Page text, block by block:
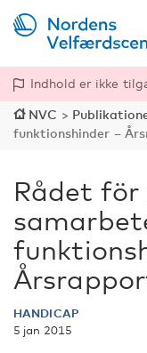
Indhold er ikke
NVC >
funktionshinder –
Rådet
HANDICAP
5 jan 2015